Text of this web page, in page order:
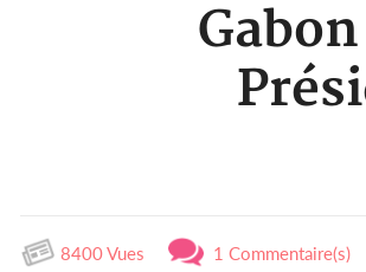
8400 Vues 1 Commentaire(s)